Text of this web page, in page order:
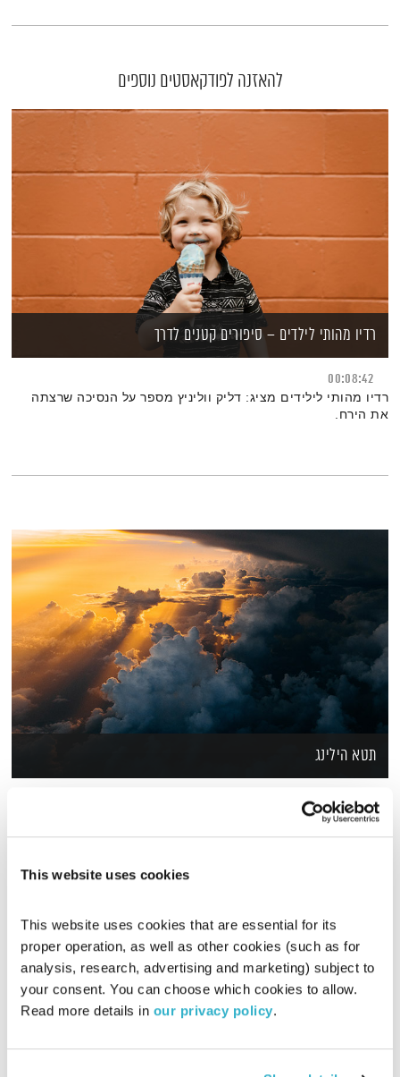
This website uses cookies
This website uses cookies that are essential for its
proper operation, as well as other cookies (such as for
analysis, research, advertising and marketing) subject to
your consent. You can choose which cookies to allow.
Read more details in our privacy policy.
להאזנה לפודקאסטים נוספים
רדיו מהותי לילדים – סיפורים קטנים לדרך
00:08:42
רדיו מהותי לילידים מציג: דליק ווליניץ מספר על הנסיכה שרצתה
את הירח.
תטא הילינג
01:41:59
מה זה תטא הילינג? איך ריפוי תודעתי משתקף בריפוי פיזי? והאם
ניתן לחזק באמצעותו יכולת אינטואיטיבית? יוסי דותן משוחח עם